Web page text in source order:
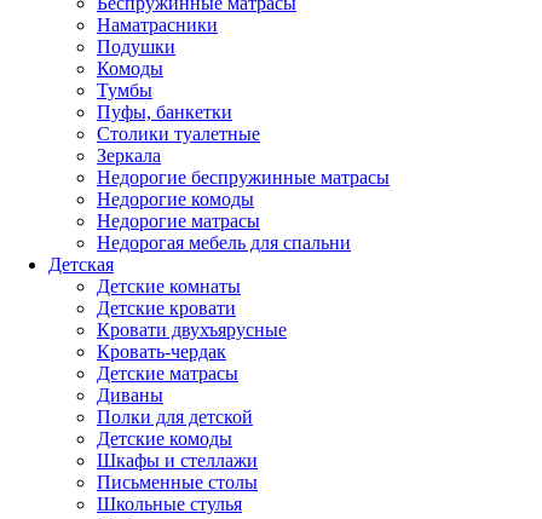
Наматрасники
Подушки
Комоды
Тумбы
Пуфы, банкетки
Столики туалетные
Зеркала
Недорогие беспружинные матрасы
Недорогие комоды
Недорогие матрасы
Недорогая мебель для спальни
Детская
Детские комнаты
Детские кровати
Кровати двухъярусные
Кровать-чердак
Детские матрасы
Диваны
Полки для детской
Детские комоды
Шкафы и стеллажи
Письменные столы
Школьные стулья